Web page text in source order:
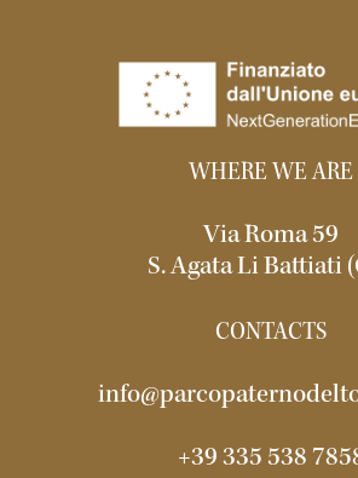
WHERE WE ARE
Via Roma 59
S. Agata Li Battiati
CONTACTS
+39 335 538